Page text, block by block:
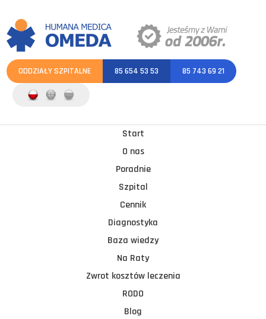
ODDZIAŁY SZPITALNE 85 654 53 53 85 743 69 21
Start
O nas
Poradnie
Szpital
Cennik
Diagnostyka
Baza wiedzy
Na Raty
Zwrot kosztów leczenia
RODO
Blog